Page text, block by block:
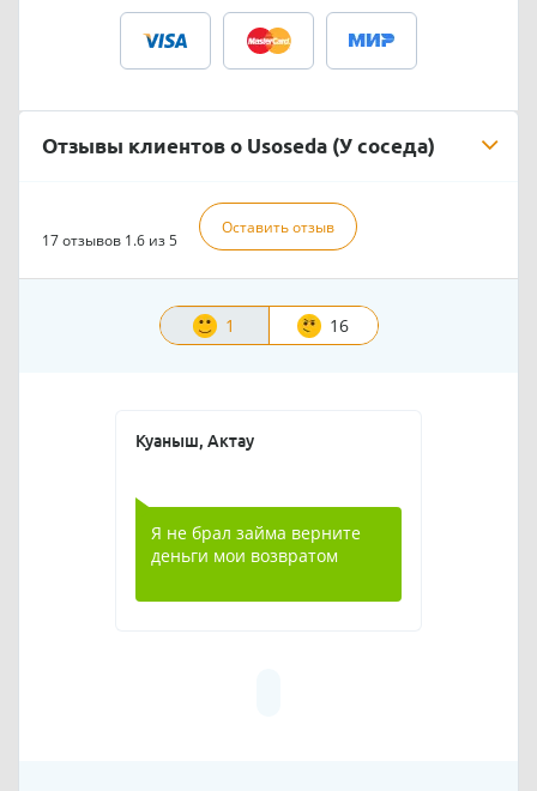
Отзывы клиентов о Usoseda (У соседа)
17 отзывов 1.6 из 5
Оставить отзыв
1 16
Куаныш, Актау
Я не брал займа верните
деньги мои возвратом